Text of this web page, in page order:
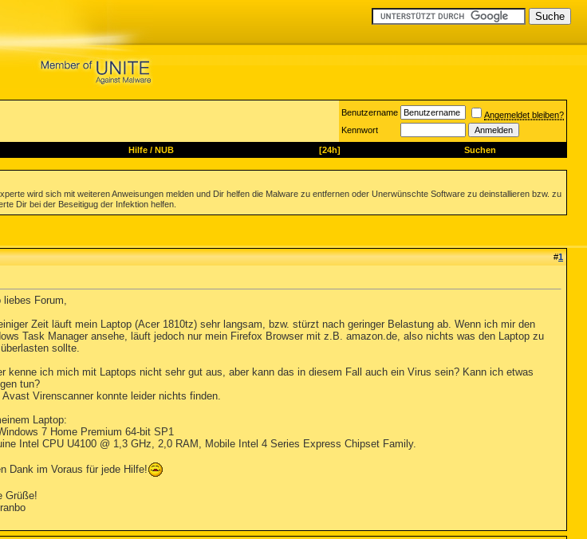
Benutzername
Angemeldet bleiben?
Kennwort
Hilfe/ NUB [24h] Suchen
wird sich mit weiteren Anweisungen melden und Dir helfen die Malware zu entfernen oder Unerwünschte Software zu deinstallieren bzw. zu
Dir bei der Beseitigug der Infektion helfen.
#1
liebes Forum,
Zeit läuft mein Laptop (Acer 1810tz) sehr langsam, bzw. stürzt nach geringer Belastung ab. Wenn ich mir den
Task Manager ansehe, läuft jedoch nur mein Firefox Browser mit z.B. amazon.de, also nichts was den Laptop zu
sollte.
kenne ich mich mit Laptops nicht sehr gut aus, aber kann das in diesem Fall auch ein Virus sein? Kann ich etwas
tun?
Avast Virenscanner konnte leider nichts finden.
Laptop:
7 Home Premium 64-bit SP1
Intel CPU U4100 @ 1,3 GHz, 2,0 RAM, Mobile Intel 4 Series Express Chipset Family.
Dank im Voraus für jede Hilfe!
Grüße!